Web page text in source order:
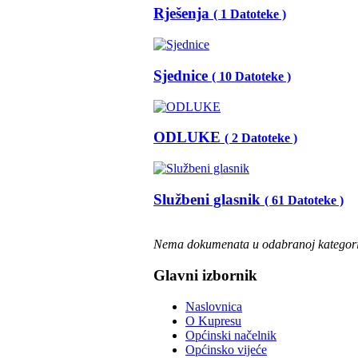
Rješenja ( 1 Datoteke )
Sjednice ( 10 Datoteke )
ODLUKE ( 2 Datoteke )
Službeni glasnik ( 61 Datoteke )
Nema dokumenata u odabranoj
Glavni izbornik
Naslovnica
O Kupresu
Općinski načelnik
Općinsko vijeće